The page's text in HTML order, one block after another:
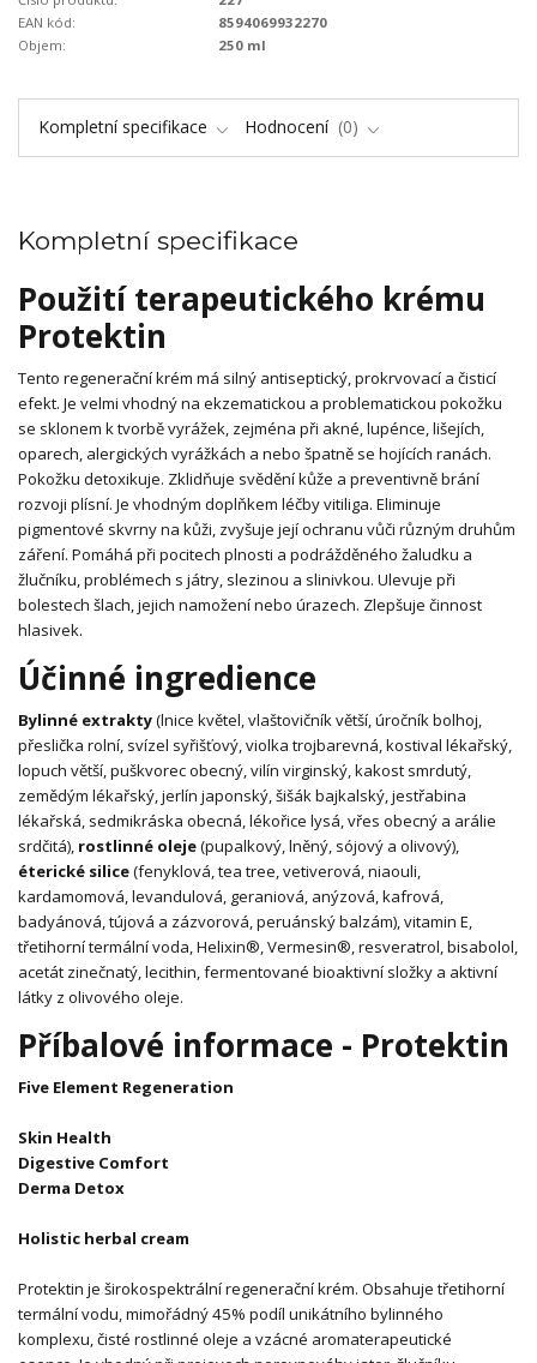
EAN kód:
8594069932270
Objem:
250 ml
Kompletní specifikace Hodnocení 0
Kompletní specifikace
Použití terapeutického krému
Protektin
Tento regenerační krém má silný antiseptický, prokrvovací a čisticí
efekt. Je velmi vhodný na ekzematickou a problematickou pokožku
se sklonem k tvorbě vyrážek, zejména při akné, lupénce, lišejích,
oparech, alergických vyrážkách a nebo špatně se hojících ranách.
Pokožku detoxikuje. Zklidňuje svědění kůže a preventivně brání
rozvoji plísní. Je vhodným doplňkem léčby vitiliga. Eliminuje
pigmentové skvrny na kůži, zvyšuje její ochranu vůči různým druhům
záření. Pomáhá při pocitech plnosti a podrážděného žaludku a
žlučníku, problémech s játry, slezinou a slinivkou. Ulevuje při
bolestech šlach, jejich namožení nebo úrazech. Zlepšuje činnost
hlasivek.
Účinné ingredience
Bylinné extrakty(lnice květel, vlaštovičník větší, úročník bolhoj,
přeslička rolní, svízel syřišťový, violka trojbarevná, kostival lékařský,
lopuch větší, puškvorec obecný, vilín virginský, kakost smrdutý,
zemědým lékařský, jerlín japonský, šišák bajkalský, jestřabina
lékařská, sedmikráska obecná, lékořice lysá, vřes obecný a arálie
srdčitá), rostlinné oleje(pupalkový, lněný, sójový a olivový),
éterické silice(fenyklová, tea tree, vetiverová, niaouli,
kardamomová, levandulová, geraniová, anýzová, kafrová,
badyánová, tújová a zázvorová, peruánský balzám), vitamin E,
třetihorní termální voda, Helixin®, Vermesin®, resveratrol, bisabolol,
acetát zinečnatý, lecithin, fermentované bioaktivní složky a aktivní
látky z olivového oleje.
Příbalové informace - Protektin
Five Element Regeneration
Skin Health
Digestive Comfort
Derma Detox
Holistic herbal cream
Protektin je širokospektrální regenerační krém. Obsahuje třetihorní
termální vodu, mimořádný 45% podíl unikátního bylinného
komplexu, čisté rostlinné oleje a vzácné aromaterapeutické